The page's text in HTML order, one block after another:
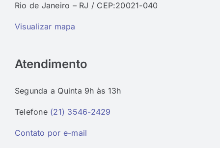
Rio de Janeiro – RJ / CEP:20021-040
Visualizar mapa
Atendimento
Segunda a Quinta 9h às 13h
Telefone (21) 3546-2429
Contato por e-mail